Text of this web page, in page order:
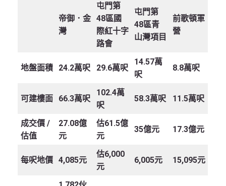
帝御．金
灣
屯門第
48區國
際紅十字
路會
屯門第
48區青
山灣項目
前歌頓軍
營
地盤面積 24.2萬呎 29.6萬呎
14.57萬
呎
8.8萬呎
可建樓面 66.3萬呎
102.4萬
呎
58.3萬呎 11.5萬呎
成交價 /
估值
27.08億
元
估61.5億
元
35億元 17.3億元
每呎地價 4,085元
估6,000
元
6,005元 15,095元